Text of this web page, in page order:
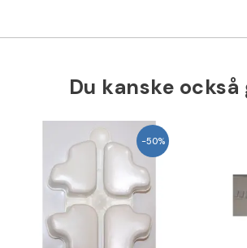
Du kanske också
−50%